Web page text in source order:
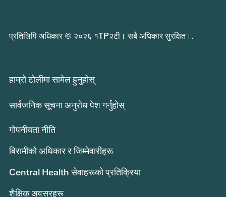
प्रतिलिपि अधिकार © २०२६ १TP२टी। सबै अधिकार सुरक्षित।.
हाम्रो टोलीमा सामेल हुनुहोस्
सार्वजनिक सूचना अनुरोध पेश गर्नुहोस्
गोपनीयता नीति
बिरामीको अधिकार र जिम्मेवारीहरू
Central Health सेवाहरूको प्रतिक्रिया
शैक्षिक अवसरहरू